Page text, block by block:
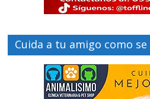
Cuida a tu amigo como se